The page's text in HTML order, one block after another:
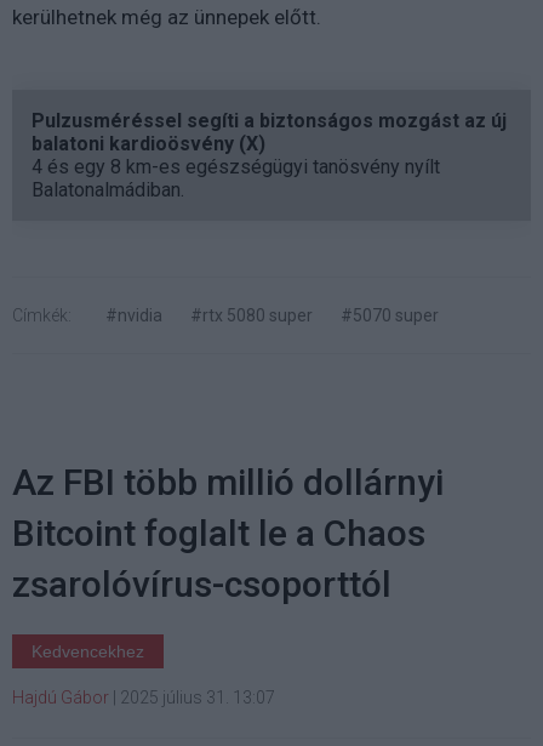
kerülhetnek még az ünnepek előtt.
Pulzusméréssel segíti a biztonságos mozgást az új
balatoni kardioösvény (X)
4 és egy 8 km-es egészségügyi tanösvény nyílt
Balatonalmádiban.
Címkék: #nvidia #rtx 5080 super #5070 super
Az FBI több millió dollárnyi
Bitcoint foglalt le a Chaos
zsarolóvírus-csoporttól
Kedvencekhez
Hajdú Gábor 2025 július 31. 13:07